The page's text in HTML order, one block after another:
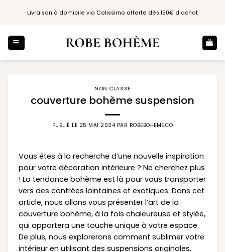
Livraison à domicile via Colissimo offerte dès 150€ d'achat
NON CLASSÉ
couverture bohème suspension
PUBLIÉ LE 25 MAI 2024 PAR ROBEBOHEME.CO
Vous êtes à la recherche d’une nouvelle inspiration
pour votre décoration intérieure ? Ne cherchez plus
! La tendance bohème est là pour vous transporter
vers des contrées lointaines et exotiques. Dans cet
article, nous allons vous présenter l’art de la
couverture bohème, à la fois chaleureuse et stylée,
qui apportera une touche unique à votre espace.
De plus, nous explorerons comment sublimer votre
intérieur en utilisant des suspensions originales.